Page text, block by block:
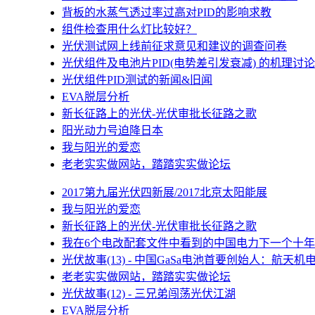
背板的水蒸气透过率过高对PID的影响求教
组件检查用什么灯比较好？
光伏测试网上线前征求意见和建议的调查问卷
光伏组件及电池片PID(电势差引发衰减) 的机理讨论
光伏组件PID测试的新闻&旧闻
EVA脱层分析
新长征路上的光伏-光伏审批长征路之歌
阳光动力号迫降日本
我与阳光的爱恋
老老实实做网站，踏踏实实做论坛
2017第九届光伏四新展/2017北京太阳能展
我与阳光的爱恋
新长征路上的光伏-光伏审批长征路之歌
我在6个电改配套文件中看到的中国电力下一个十年
光伏故事(13) - 中国GaSa电池首要创始人：航天机
老老实实做网站，踏踏实实做论坛
光伏故事(12) - 三兄弟闯荡光伏江湖
EVA脱层分析